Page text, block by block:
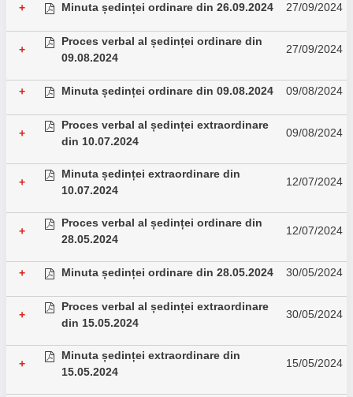
+ Minuta ședinței ordinare din 26.09.2024 27/09/2024
+
Proces verbal al ședinței ordinare din
09.08.2024
27/09/2024
+ Minuta ședinței ordinare din 09.08.2024 09/08/2024
+
Proces verbal al ședinței extraordinare
din 10.07.2024
09/08/2024
+
Minuta ședinței extraordinare din
10.07.2024
12/07/2024
+
Proces verbal al ședinței ordinare din
28.05.2024
12/07/2024
+ Minuta ședinței ordinare din 28.05.2024 30/05/2024
+
Proces verbal al ședinței extraordinare
din 15.05.2024
30/05/2024
+
Minuta ședinței extraordinare din
15.05.2024
15/05/2024